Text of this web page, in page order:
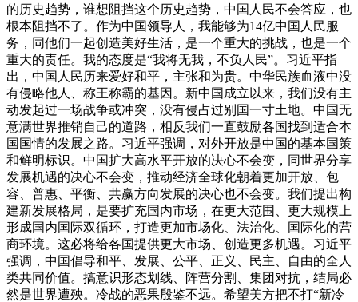
的历史趋势，谁想阻挡这个历史趋势，中国人民不会答应，也
根本阻挡不了。作为中国领导人，我能够为14亿中国人民服
务，同他们一起创造美好生活，是一个重大的挑战，也是一个
重大的责任。我的态度是“我将无我，不负人民”。 习近平指
出，中国人民历来爱好和平，主张和为贵。中华民族血液中没
有侵略他人、称王称霸的基因。新中国成立以来，我们没有主
动发起过一场战争或冲突，没有侵占过别国一寸土地。中国无
意满世界推销自己的道路，相反我们一直鼓励各国找到适合本
国国情的发展之路。 习近平强调，对外开放是中国的基本国策
和鲜明标识。中国扩大高水平开放的决心不会变，同世界分享
发展机遇的决心不会变，推动经济全球化朝着更加开放、包
容、普惠、平衡、共赢方向发展的决心也不会变。我们提出构
建新发展格局，是要扩充国内市场，在更大范围、更大规模上
形成国内国际双循环，打造更加市场化、法治化、国际化的营
商环境。这必将给各国提供更大市场、创造更多机遇。 习近平
强调，中国倡导和平、发展、公平、正义、民主、自由的全人
类共同价值。搞意识形态划线、阵营分割、集团对抗，结局必
然是世界遭殃。冷战的恶果殷鉴不远。希望美方把不打“新冷